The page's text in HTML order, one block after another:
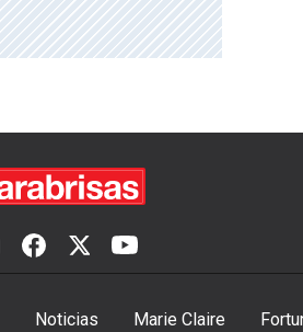
Noticias Marie Claire